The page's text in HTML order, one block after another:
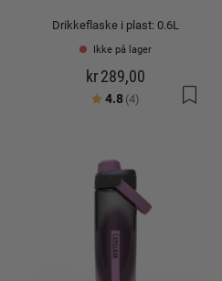
Drikkeflaske i plast: 0.6L
Ikke på lager
kr 289,00
Karakter:
4.8(4) av 5 mulige